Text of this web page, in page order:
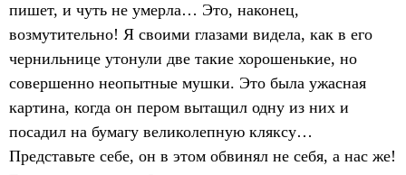
пишет, и чуть не умерла… Это, наконец,
возмутительно! Я своими глазами видела, как в его
чернильнице утонули две такие хорошенькие, но
совершенно неопытные мушки. Это была ужасная
картина, когда он пером вытащил одну из них и
посадил на бумагу великолепную кляксу…
Представьте себе, он в этом обвинял не себя, а нас же!